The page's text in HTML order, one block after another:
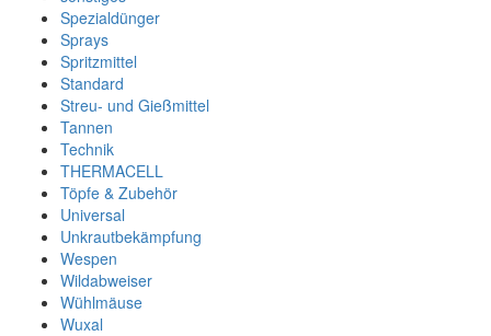
Spezialdünger
Sprays
Spritzmittel
Standard
Streu- und Gießmittel
Tannen
Technik
THERMACELL
Töpfe & Zubehör
Universal
Unkrautbekämpfung
Wespen
Wildabweiser
Wühlmäuse
Wuxal